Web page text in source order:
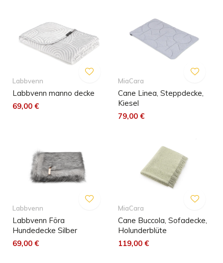
Labbvenn
Labbvenn manno decke
69,00 €
MiaCara
Cane Linea, Steppdecke,
Kiesel
79,00 €
Labbvenn
Labbvenn Föra
Hundedecke Silber
69,00 €
MiaCara
Cane Buccola, Sofadecke,
Holunderblüte
119,00 €